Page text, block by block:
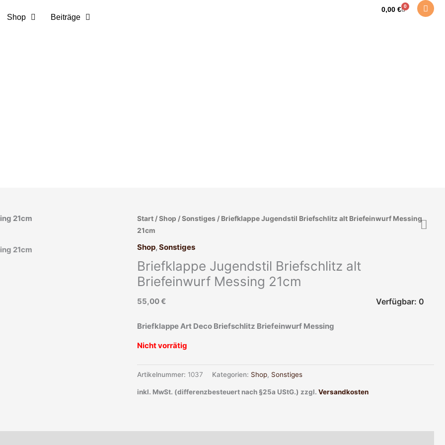
Shop Beiträge
0,00 € 0
Warenkorb
Start /Shop /Sonstiges / Briefklappe Jugendstil Briefschlitz alt Briefeinwurf Messing
21cm
Shop, Sonstiges
Briefklappe Jugendstil Briefschlitz alt
Briefeinwurf Messing 21cm
55,00€ Verfügbar: 0
Briefklappe Art Deco Briefschlitz Briefeinwurf Messing
Nicht vorrätig
Artikelnummer: 1037 Kategorien: Shop, Sonstiges
inkl. MwSt. (differenzbesteuert nach §25a UStG.) zzgl. Versandkosten